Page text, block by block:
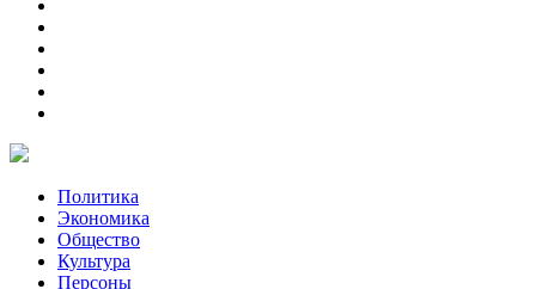
Политика
Экономика
Общество
Культура
Персоны